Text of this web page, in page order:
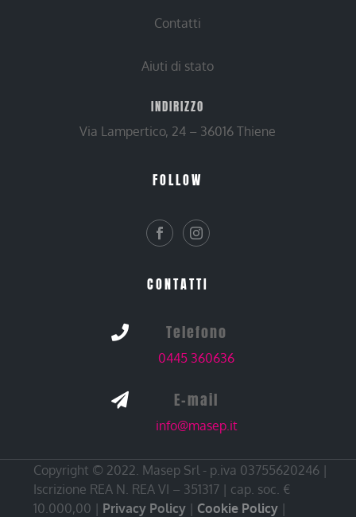
Contatti
Aiuti di stato
INDIRIZZO
Via Lampertico, 24 – 36016 Thiene
FOLLOW
CONTATTI
 Telefono
0445 360636
 E-mail
info@masep.it
Copyright © 2022. Masep Srl - p.iva 03755620246 |
Iscrizione REA N. REA VI – 351317 | cap. soc. €
10.000,00 | Privacy Policy | Cookie Policy |